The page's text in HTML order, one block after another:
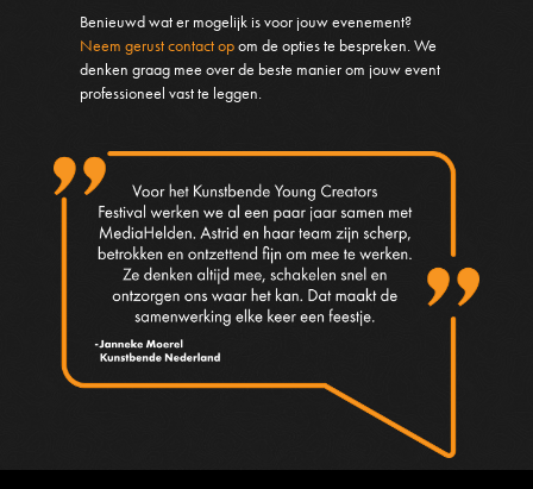
Benieuwd wat er mogelijk is voor jouw evenement?
Neem gerust contact opom de opties te bespreken. We
denken graag mee over de beste manier om jouw event
professioneel vast te leggen.